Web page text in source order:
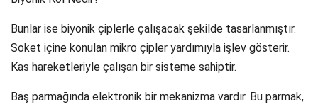
Bunlar ise biyonik çiplerle çalışacak şekilde tasarlanmıştır.
Soket içine konulan mikro çipler yardımıyla işlev gösterir.
Kas hareketleriyle çalışan bir sisteme sahiptir.
Baş parmağında elektronik bir mekanizma vardır. Bu parmak,